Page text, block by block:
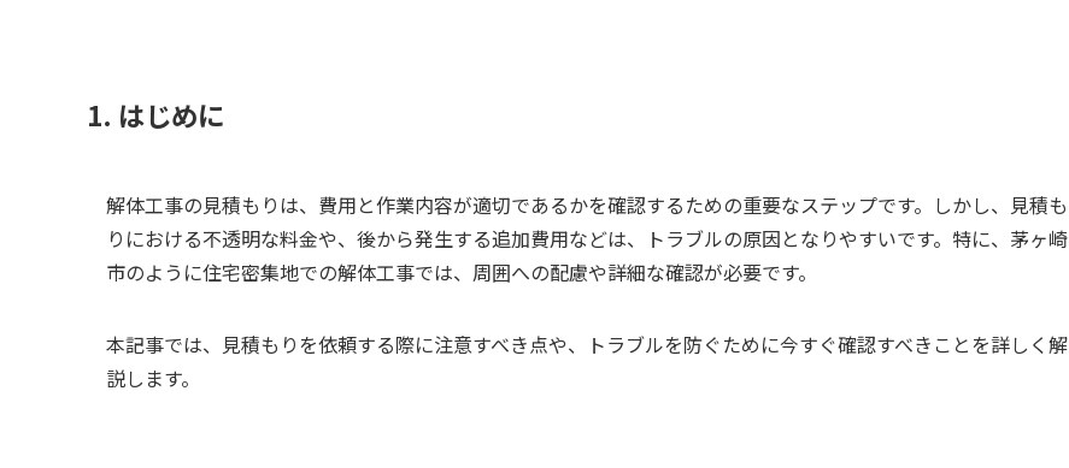
1. はじめに
解体工事の見積もりは、費用と作業内容が適切であるかを確認するための重要なステップです。しかし、見積も
りにおける不透明な料金や、後から発生する追加費用などは、トラブルの原因となりやすいです。特に、茅ヶ崎
市のように住宅密集地での解体工事では、周囲への配慮や詳細な確認が必要です。
本記事では、見積もりを依頼する際に注意すべき点や、トラブルを防ぐために今すぐ確認すべきことを詳しく解
説します。